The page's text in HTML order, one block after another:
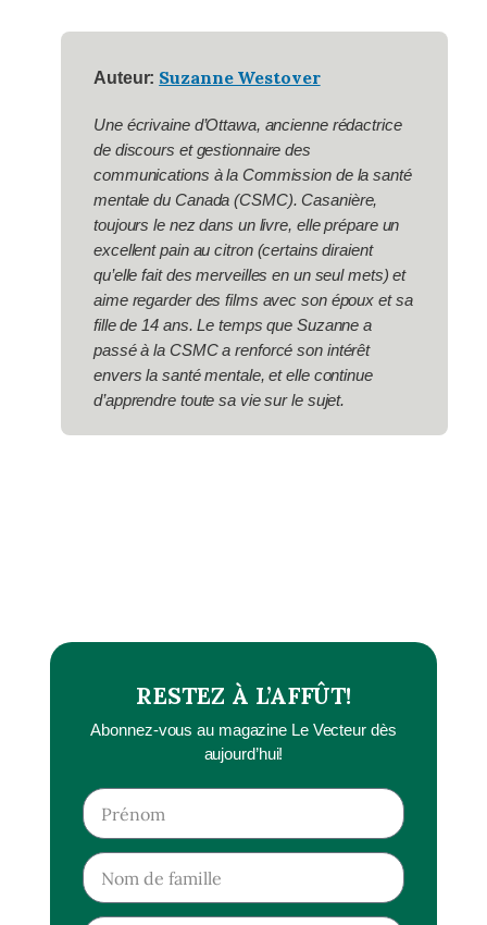
RESTEZ À L’AFFÛT!
Abonnez-vous au magazine Le Vecteur dès
aujourd’hui!
Auteur: Suzanne Westover
Une écrivaine d’Ottawa, ancienne rédactrice
de discours et gestionnaire des
communications à la Commission de la santé
mentale du Canada (CSMC). Casanière,
toujours le nez dans un livre, elle prépare un
excellent pain au citron (certains diraient
qu’elle fait des merveilles en un seul mets) et
aime regarder des films avec son époux et sa
fille de 14 ans. Le temps que Suzanne a
passé à la CSMC a renforcé son intérêt
envers la santé mentale, et elle continue
d’apprendre toute sa vie sur le sujet.